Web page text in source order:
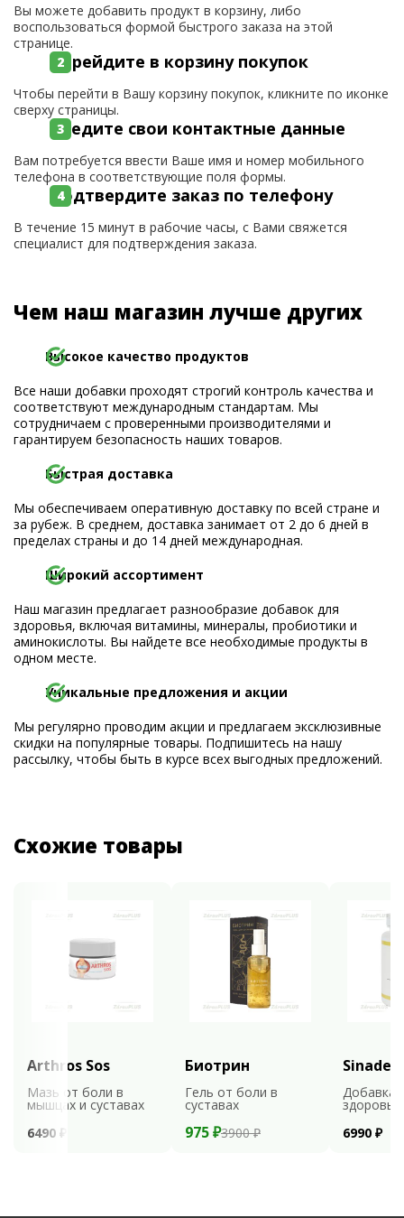
Вы можете добавить продукт в корзину, либо
воспользоваться формой быстрого заказа на этой
странице.
Перейдите в корзину покупок
Чтобы перейти в Вашу корзину покупок, кликните по иконке
сверху страницы.
Введите свои контактные данные
Вам потребуется ввести Ваше имя и номер мобильного
телефона в соответствующие поля формы.
Подтвердите заказ по телефону
В течение 15 минут в рабочие часы, с Вами свяжется
специалист для подтверждения заказа.
Чем наш магазин лучше других
Высокое качество продуктов
Все наши добавки проходят строгий контроль качества и
соответствуют международным стандартам. Мы
сотрудничаем с проверенными производителями и
гарантируем безопасность наших товаров.
Быстрая доставка
Мы обеспечиваем оперативную доставку по всей стране и
за рубеж. В среднем, доставка занимает от 2 до 6 дней в
пределах страны и до 14 дней международная.
Широкий ассортимент
Наш магазин предлагает разнообразие добавок для
здоровья, включая витамины, минералы, пробиотики и
аминокислоты. Вы найдете все необходимые продукты в
одном месте.
Уникальные предложения и акции
Мы регулярно проводим акции и предлагаем эксклюзивные
скидки на популярные товары. Подпишитесь на нашу
рассылку, чтобы быть в курсе всех выгодных предложений.
Схожие товары
Arthros Sos
Мазь от боли в
мышцах и суставах
6490 ₽
Биотрин
Гель от боли в
суставах
975 ₽3900 ₽
Sinaden
Добавка
здоровья
6990 ₽